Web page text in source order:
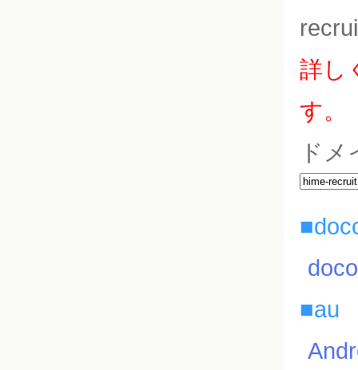
詳し
す。
ド
■au